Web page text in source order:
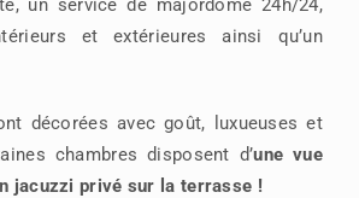
et extérieures ainsi qu’un
décorées avec goût, luxueuses et
chambres disposent d’une vue
jacuzzi privé sur la terrasse !